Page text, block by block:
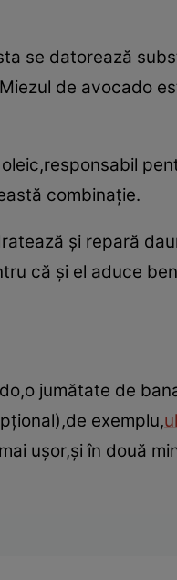
se datorează
de avocado
combinaţie.
şi repară
că şi el aduce
jumătate de
exemplu,
uşor,şi în două